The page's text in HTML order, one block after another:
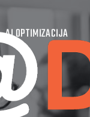
AI OPTIMIZACIJA